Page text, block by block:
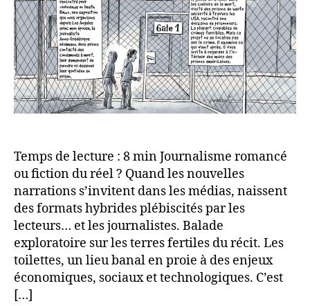
Temps de lecture : 8 min Journalisme romancé
ou fiction du réel ? Quand les nouvelles
narrations s’invitent dans les médias, naissent
des formats hybrides plébiscités par les
lecteurs… et les journalistes. Balade
exploratoire sur les terres fertiles du récit. Les
toilettes, un lieu banal en proie à des enjeux
économiques, sociaux et technologiques. C’est
[…]